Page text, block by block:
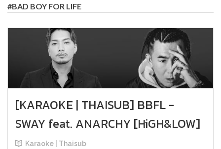
#BAD BOY FOR LIFE
[KARAOKE | THAISUB] BBFL -
SWAY feat. ANARCHY [HiGH&LOW]
Karaoke | Thaisub